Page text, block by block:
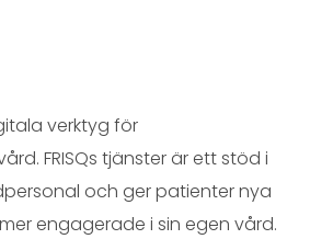
verktyg för
FRISQs tjänster är ett stöd i
och ger patienter nya
engagerade i sin egen vård.